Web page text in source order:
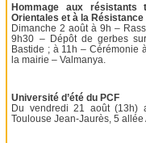
Hommage aux résistants
Orientales et à la Résistance
Dimanche 2 août à 9h –
9h30 – Dépôt de gerbes
Bastide ; à 11h – Cérémonie
la mairie – Valmanya.
Université d’été du PCF
Du vendredi 21 août (13h)
Toulouse Jean-Jaurès, 5